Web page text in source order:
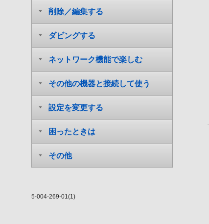
削除／編集する
ダビングする
ネットワーク機能で楽しむ
その他の機器と接続して使う
設定を変更する
困ったときは
その他
5-004-269-01(1)